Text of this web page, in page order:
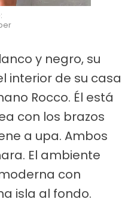
y negro, su
interior de su casa
Rocco. Él está
con los brazos
a upa. Ambos
El ambiente
con
isla al fondo.